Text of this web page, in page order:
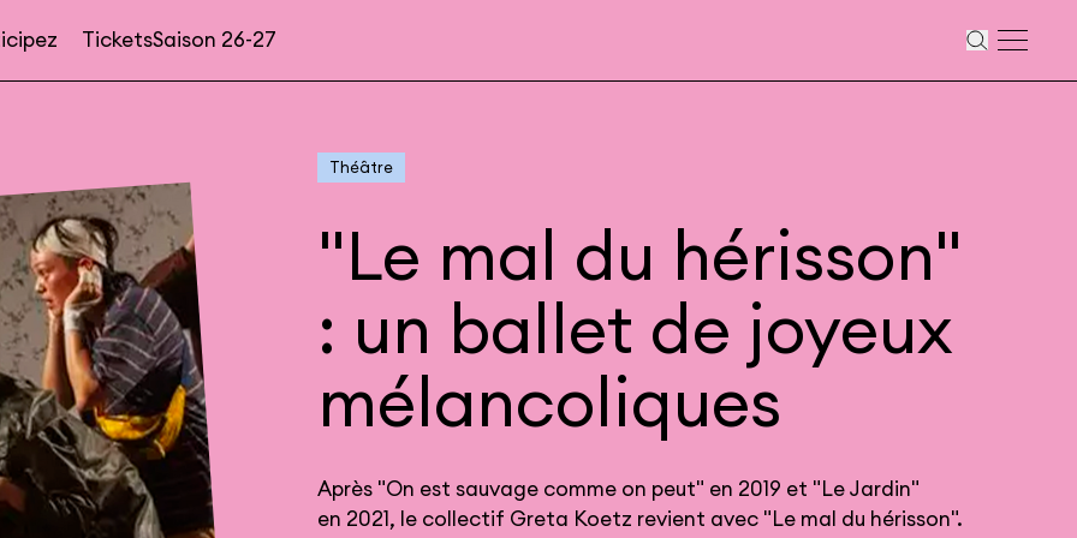
Navigation
TicketsSaison 26-27
Théâtre
"Le mal du hérisson"
: un ballet de joyeux
mélancoliques
Après "On est sauvage comme on peut" en 2019 et "Le Jardin"
en 2021, le collectif Greta Koetz revient avec "Le mal du hérisson".